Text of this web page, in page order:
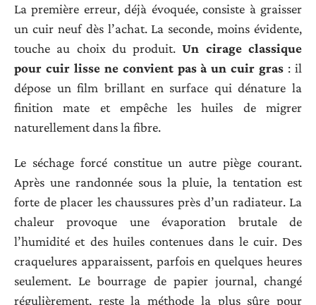
La première erreur, déjà évoquée, consiste à graisser
un cuir neuf dès l’achat. La seconde, moins évidente,
touche au choix du produit.Un cirage classique
pour cuir lisse ne convient pas à un cuir gras : il
dépose un film brillant en surface qui dénature la
finition mate et empêche les huiles de migrer
naturellement dans la fibre.
Le séchage forcé constitue un autre piège courant.
Après une randonnée sous la pluie, la tentation est
forte de placer les chaussures près d’un radiateur. La
chaleur provoque une évaporation brutale de
l’humidité et des huiles contenues dans le cuir. Des
craquelures apparaissent, parfois en quelques heures
seulement. Le bourrage de papier journal, changé
régulièrement, reste la méthode la plus sûre pour